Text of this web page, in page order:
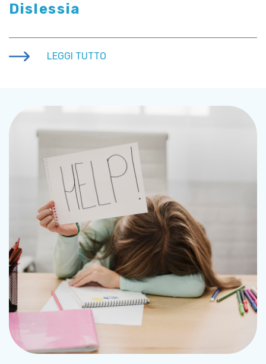
Dislessia
LEGGI TUTTO